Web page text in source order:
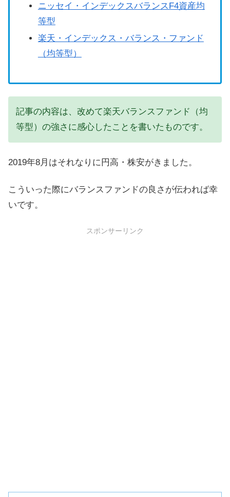
ニッセイ・インデックスバランスF4資産均
等型
楽天・インデックス・バランス・ファンド
（均等型）
記事の内容は、改めて楽天バランスファンド（均
等型）の強さに感心したことを書いたものです。
2019年8月はそれなりに円高・株安がきました。
こういった際にバランスファンドの良さが伝われば幸
いです。
スポンサーリンク